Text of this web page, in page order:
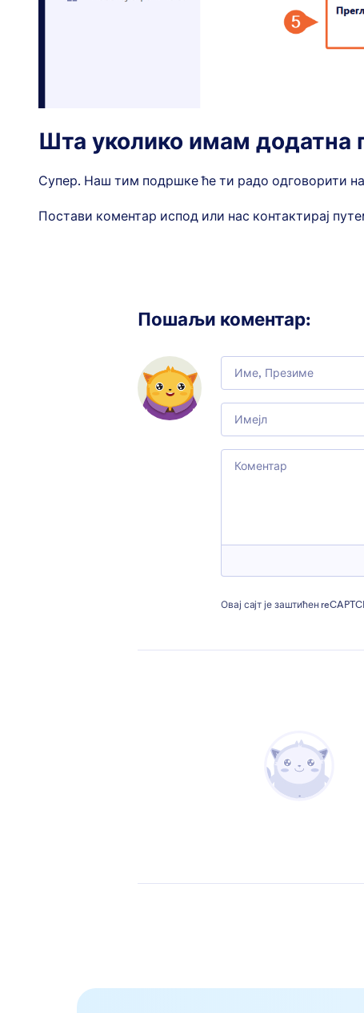
Шта уколико имам додатна
Супер. Наш тим подршке ће ти радо одговорити
Постави коментар испод или нас контактирај
Пошаљи коментар:
Comment
Email
Comment
Овај сајт је заштићен